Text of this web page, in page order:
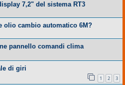
7,2" del sistema RT3
olio cambio automatico 6M?
pannello comandi clima
di giri
1 2 3